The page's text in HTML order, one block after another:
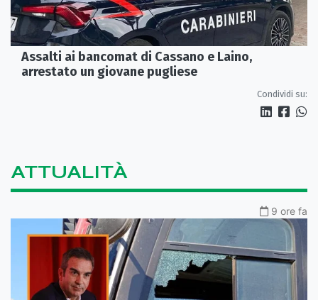
Assalti ai bancomat di Cassano e Laino,
arrestato un giovane pugliese
Condividi su:
ATTUALITÀ
9 ore fa